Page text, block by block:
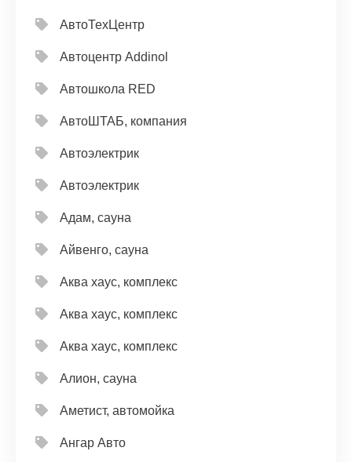
АвтоТехЦентр
Автоцентр Addinol
Автошкола RED
АвтоШТАБ, компания
Автоэлектрик
Автоэлектрик
Адам, сауна
Айвенго, сауна
Аква хаус, комплекс
Аква хаус, комплекс
Аква хаус, комплекс
Алион, сауна
Аметист, автомойка
Ангар Авто